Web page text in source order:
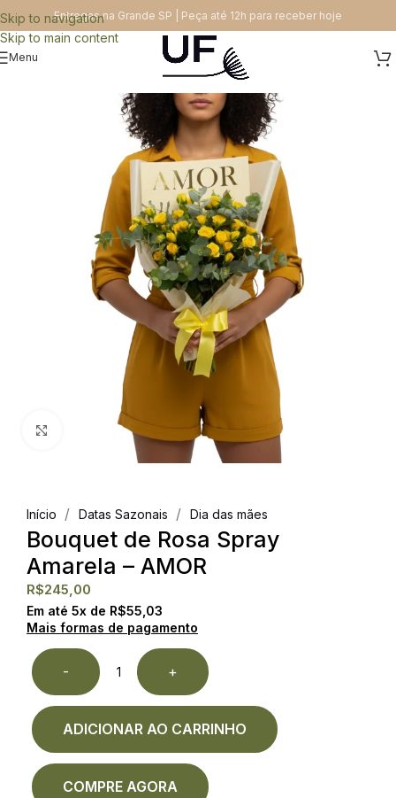
Skip to navigation
Skip to main content
Entregas na Grande SP | Peça até 12h para receber hoje
Menu
Clique para ampliar
Início / Datas Sazonais / Dia das mães
Bouquet de Rosa Spray
Amarela – AMOR
R$245,00
Em até 5x de R$55,03
Mais formas de pagamento
- +
ADICIONAR AO CARRINHO
COMPRE AGORA